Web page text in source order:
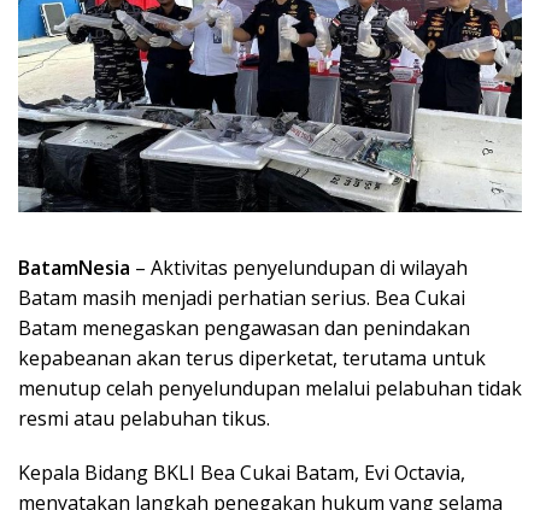
BatamNesia – Aktivitas penyelundupan di wilayah
Batam masih menjadi perhatian serius. Bea Cukai
Batam menegaskan pengawasan dan penindakan
kepabeanan akan terus diperketat, terutama untuk
menutup celah penyelundupan melalui pelabuhan tidak
resmi atau pelabuhan tikus.
Kepala Bidang BKLI Bea Cukai Batam, Evi Octavia,
menyatakan langkah penegakan hukum yang selama